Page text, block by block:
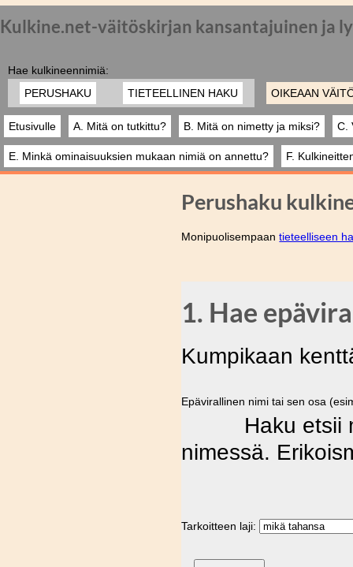
Kulkine.net-väitöskirjan kansantajuinen ja
Hae kulkineennimiä:
PERUSHAKU
TIETEELLINEN HAKU OIKEAAN
Etusivulle A. Mitä on tutkittu? B. Mitä on nimetty ja miksi? C.
E. Minkä ominaisuuksien mukaan nimiä on annettu? F.
Perushaku
Monipuolisempaantieteelliseen
1. Hae
Kumpikaan
Epävirallinen nimi tai sen osa
Haku etsii
nimessä.
Tarkoitteen laji: